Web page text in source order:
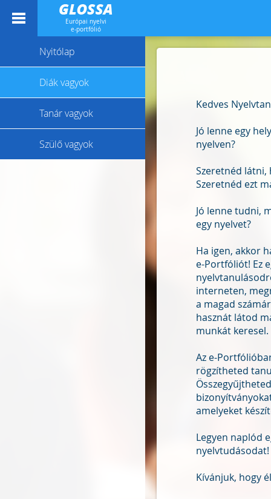
Európai nyelvi
e-portfólió
Nyitólap
Diák vagyok
Tanár vagyok
Szülő vagyok
Kedves
Jó lenne egy
nyelven?
Szeretnéd látni,
Szeretnéd ezt
Jó lenne tudni,
egy nyelvet?
Ha igen, akkor
e-Portfóliót! Ez
interneten,
a magad
hasznát látod
munkát keresel.
Az e-
rögzítheted
amelyeket
Legyen naplód
nyelvtudásodat!
Kívánjuk, hogy